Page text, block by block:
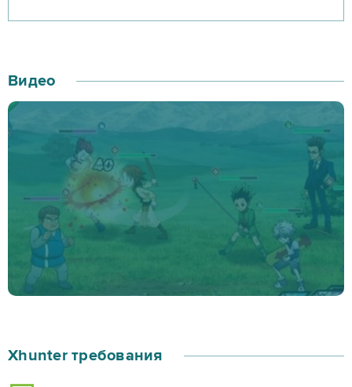
сильнее конкурировать с другими сильными
игроку достичь своей цели. Рядом с оборудованием
есть система найма. Ты можешь нанять здесь много
разных охотников. Система разделена на три части.
Первые две являются случайными ничьями для
либо внутриигровой валюты, либо премиальной
валюты, а третья - сбором душ через события,
чтобы получить особых охотников.
Видео
Xhunter требования